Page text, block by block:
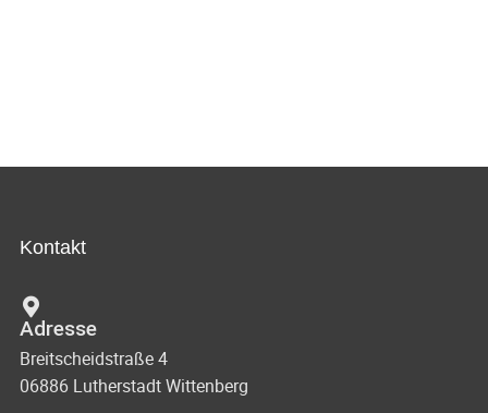
Kontakt
Adresse
Breitscheidstraße 4
06886 Lutherstadt Wittenberg